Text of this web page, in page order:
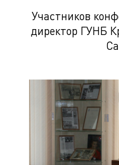
Участников
директор ГУНБ